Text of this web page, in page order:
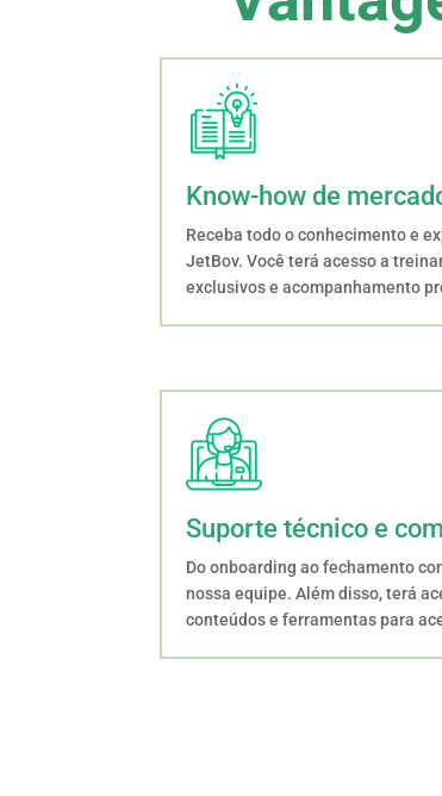
Know-how de
Receba todo o conhecimento e
JetBov. Você terá acesso a
exclusivos e acompanhamento
Suporte técnico e
Do onboarding ao fechamento
nossa equipe. Além disso, terá
conteúdos e ferramentas para